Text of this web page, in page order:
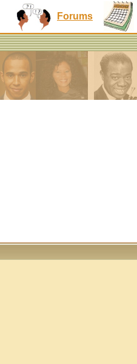
Forums